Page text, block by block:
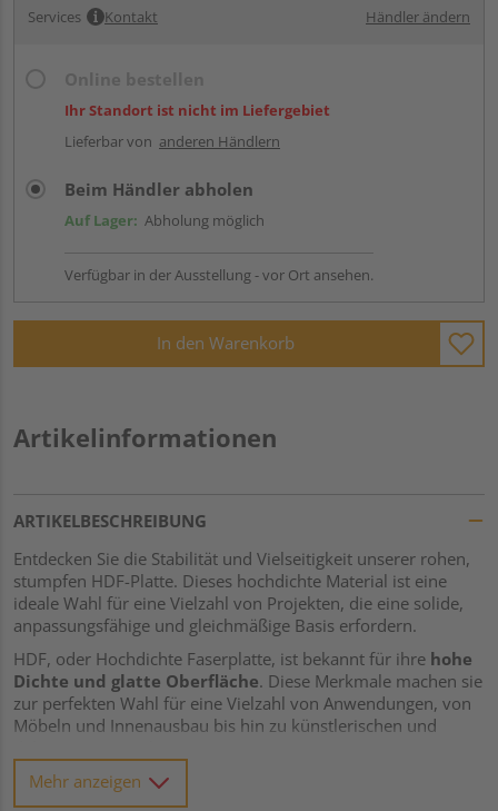
Services Kontakt Händler ändern
Ihr Standort ist nicht im Liefergebiet
Lieferbar von anderen Händlern
Beim Händler abholen
Auf Lager: Abholung möglich
Verfügbar in der Ausstellung - vor Ort ansehen.
In den Warenkorb
Artikelinformationen
ARTIKELBESCHREIBUNG
Entdecken Sie die Stabilität und Vielseitigkeit unserer rohen,
stumpfen HDF-Platte. Dieses hochdichte Material ist eine
ideale Wahl für eine Vielzahl von Projekten, die eine solide,
anpassungsfähige und gleichmäßige Basis erfordern.
HDF, oder Hochdichte Faserplatte, ist bekannt für ihre hohe
Dichte und glatte Oberfläche. Diese Merkmale machen sie
zur perfekten Wahl für eine Vielzahl von Anwendungen, von
Möbeln und Innenausbau bis hin zu künstlerischen und
Ein besonderes Merkmal dieser HDF-Platte ist ihre
Verbindung. Ohne Nut und Feder, bietet sie Ihnen maximale
Mehr anzeigen